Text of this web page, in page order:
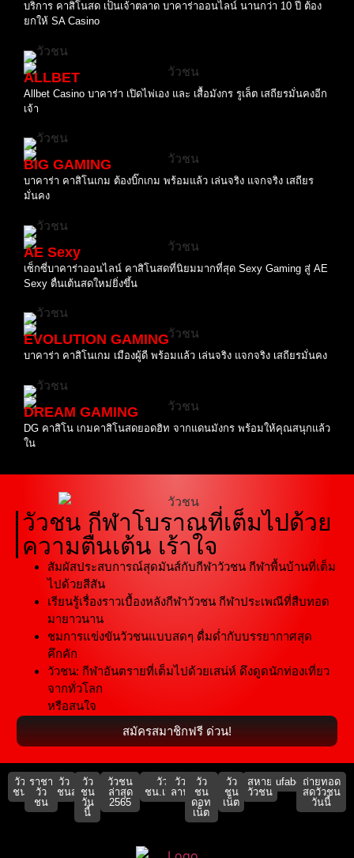
บริการ คาสิโนสด เป็นเจ้าตลาด บาคาร่าออนไลน์ นานกว่า 10 ปี ต้อง
ยกให้ SA Casino
ALLBET
Allbet Casino บาคาร่า เปิดไพ่เอง และ เสื้อมังกร รูเล็ต เสถียรมั่นคงอีก
เจ้า
BIG GAMING
บาคาร่า คาสิโนเกม ต้องบิ๊กเกม พร้อมแล้ว เล่นจริง แจกจริง เสถียร
มั่นคง
AE Sexy
เซ็กซี่บาคาร่าออนไลน์ คาสิโนสดที่นิยมมากที่สุด Sexy Gaming สู่ AE
Sexy ตื่นเต้นสดใหม่ยิ่งขึ้น
EVOLUTION GAMING
บาคาร่า คาสิโนเกม เมืองผู้ดี พร้อมแล้ว เล่นจริง แจกจริง เสถียรมั่นคง
DREAM GAMING
DG คาสิโน เกมคาสิโนสดยอดฮิท จากแดนมังกร พร้อมให้คุณสนุกแล้ว
ใน
วัวชน กีฬาโบราณที่เต็มไปด้วย
ความตื่นเต้น เร้าใจ
สัมผัสประสบการณ์สุดมันส์กับกีฬาวัวชน กีฬาพื้นบ้านที่เต็ม
ไปด้วยสีสัน
เรียนรู้เรื่องราวเบื้องหลังกีฬาวัวชน กีฬาประเพณีที่สืบทอด
มายาวนาน
ชมการแข่งขันวัวชนแบบสดๆ ดื่มด่ำกับบรรยากาศสุด
คึกคัก
วัวชน: กีฬาอันตรายที่เต็มไปด้วยเสน่ห์ ดึงดูดนักท่องเที่ยว
จากทั่วโลก
หรือสนใจ
สมัครสมาชิกฟรี ด่วน!
วัว
ชน
ราชา
วัว
ชน
วัว
ชนสด
วัว
ชน
วัน
นี้
วัวชน
ล่าสุด
2565
วัว
ชน.เน็ต
วัว
ลาน
วัว
ชน
ดอท
เน็ต
วัว
ชน
เน็ต
สหาย
วัวชน
ufabet911ถ่ายทอด
สดวัวชน
วันนี้